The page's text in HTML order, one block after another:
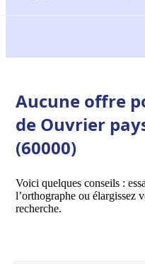
Aucune offre
de Ouvrier
(60000)
Voici quelques conseils :
l’orthographe ou élargissez
recherche.